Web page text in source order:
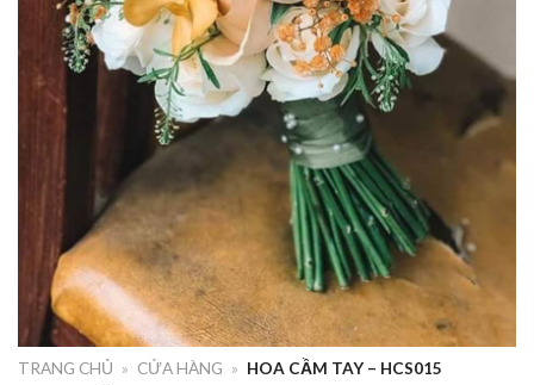
TRANG CHỦ » CỬA HÀNG » HOA CẦM TAY – HCS015